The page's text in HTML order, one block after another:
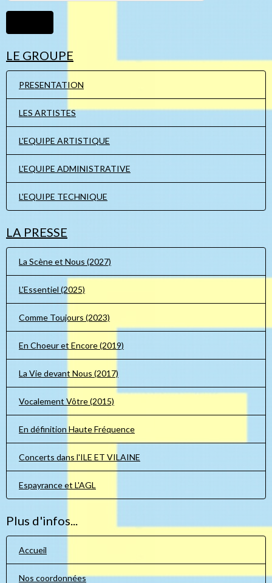
LE GROUPE
PRESENTATION
LES ARTISTES
L'EQUIPE ARTISTIQUE
L'EQUIPE ADMINISTRATIVE
L'EQUIPE TECHNIQUE
LA PRESSE
La Scène et Nous (2027)
L'Essentiel (2025)
Comme Toujours (2023)
En Choeur et Encore (2019)
La Vie devant Nous (2017)
Vocalement Vôtre (2015)
En définition Haute Fréquence
Concerts dans l'ILE ET VILAINE
Espayrance et L'AGL
Plus d'infos...
Accueil
Nos coordonnées